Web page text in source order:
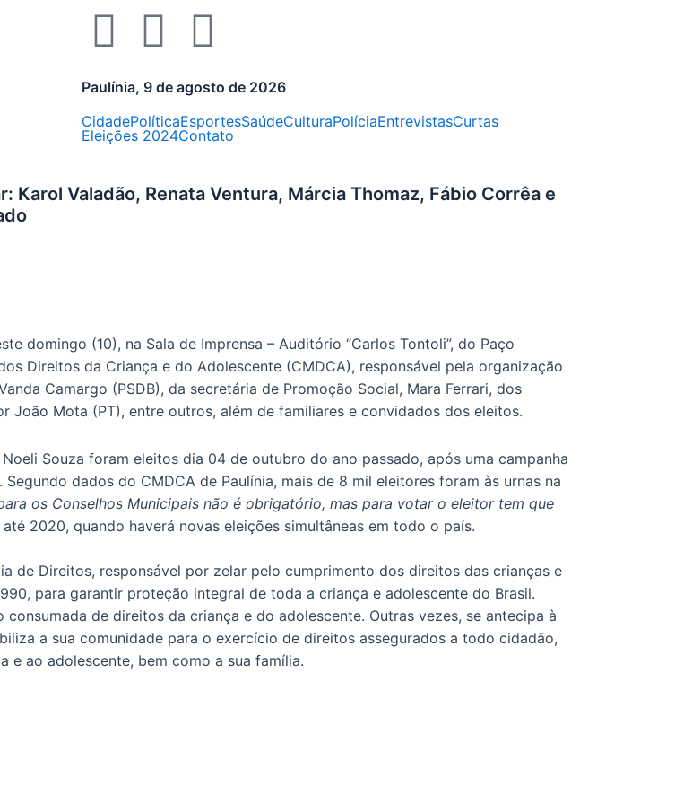
Paulínia, 9 de agosto de 2026
CidadePolíticaEsportesSaúdeCulturaPolíciaEntrevistasCurtas
Eleições 2024Contato
Karol Valadão, Renata Ventura, Márcia Thomaz, Fábio Corrêa e
domingo (10), na Sala de Imprensa – Auditório “Carlos Tontoli”, do Paço
Direitos da Criança e do Adolescente (CMDCA), responsável pela organização
Camargo (PSDB), da secretária de Promoção Social, Mara Ferrari, dos
João Mota (PT), entre outros, além de familiares e convidados dos eleitos.
Souza foram eleitos dia 04 de outubro do ano passado, após uma campanha
dados do CMDCA de Paulínia, mais de 8 mil eleitores foram às urnas na
os Conselhos Municipais não é obrigatório, mas para votar o eleitor tem que
2020, quando haverá novas eleições simultâneas em todo o país.
de Direitos, responsável por zelar pelo cumprimento dos direitos das crianças e
para garantir proteção integral de toda a criança e adolescente do Brasil.
de direitos da criança e do adolescente. Outras vezes, se antecipa à
a sua comunidade para o exercício de direitos assegurados a todo cidadão,
e ao adolescente, bem como a sua família.